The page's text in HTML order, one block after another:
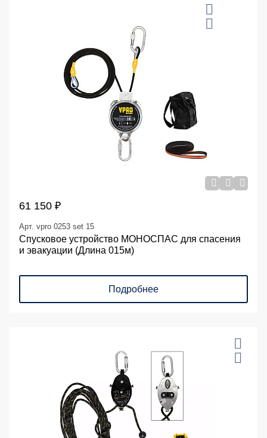
61 150 ₽
Арт. vpro 0253 set 15
Спусковое устройство МОНОСПАС для спасения
и эвакуации (Длина 015м)
Подробнее